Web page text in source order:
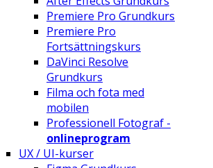
Premiere Pro Grundkurs
Premiere Pro
Fortsättningskurs
DaVinci Resolve
Grundkurs
Filma och fota med
mobilen
Professionell Fotograf -
onlineprogram
UX / UI-kurser